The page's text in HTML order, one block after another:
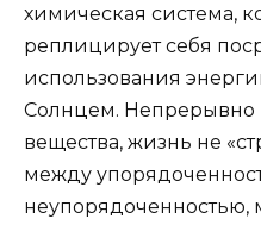
химическая система,
реплицирует себя
использования
Солнцем. Непрерывно
вещества, жизнь не
между
неупорядоченностью,